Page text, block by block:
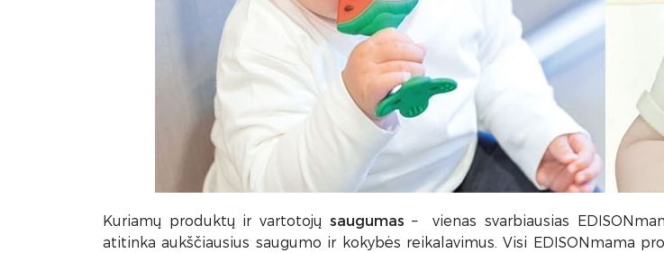
Kuriamų produktų ir vartotojų saugumas – vienas svarbiausias
atitinka aukščiausius saugumo ir kokybės reikalavimus. Visi EDISONmama